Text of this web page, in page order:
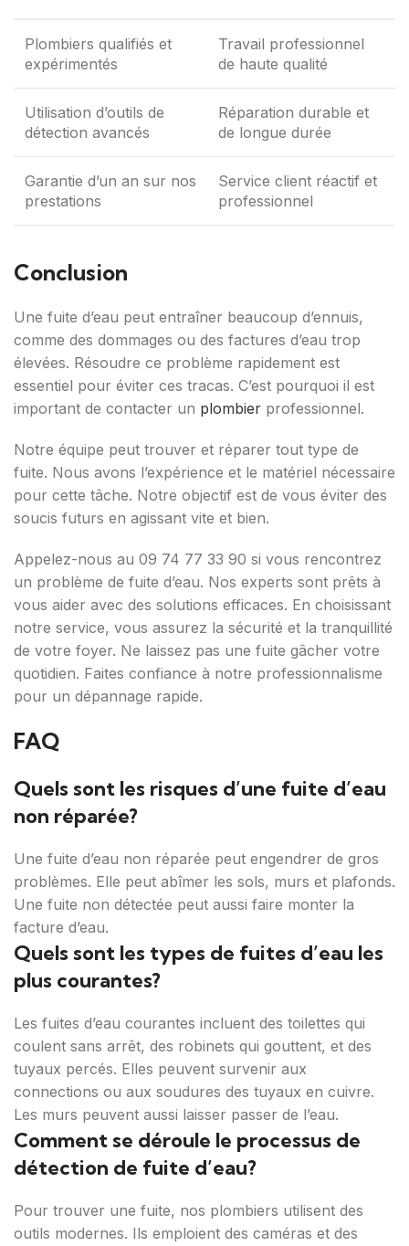
Plombiers qualifiés et
expérimentés
Travail professionnel
de haute qualité
Utilisation d’outils de
détection avancés
Réparation durable et
de longue durée
Garantie d’un an sur nos
prestations
Service client réactif et
professionnel
Conclusion
Une fuite d’eau peut entraîner beaucoup d’ennuis,
comme des dommages ou des factures d’eau trop
élevées. Résoudre ce problème rapidement est
essentiel pour éviter ces tracas. C’est pourquoi il est
important de contacter un plombier professionnel.
Notre équipe peut trouver et réparer tout type de
fuite. Nous avons l’expérience et le matériel nécessaire
pour cette tâche. Notre objectif est de vous éviter des
soucis futurs en agissant vite et bien.
Appelez-nous au 09 74 77 33 90 si vous rencontrez
un problème de fuite d’eau. Nos experts sont prêts à
vous aider avec des solutions efficaces. En choisissant
notre service, vous assurez la sécurité et la tranquillité
de votre foyer. Ne laissez pas une fuite gâcher votre
quotidien. Faites confiance à notre professionnalisme
pour un dépannage rapide.
FAQ
Quels sont les risques d’une fuite d’eau
non réparée?
Une fuite d’eau non réparée peut engendrer de gros
problèmes. Elle peut abîmer les sols, murs et plafonds.
Une fuite non détectée peut aussi faire monter la
facture d’eau.
Quels sont les types de fuites d’eau les
plus courantes?
Les fuites d’eau courantes incluent des toilettes qui
coulent sans arrêt, des robinets qui gouttent, et des
tuyaux percés. Elles peuvent survenir aux
connections ou aux soudures des tuyaux en cuivre.
Les murs peuvent aussi laisser passer de l’eau.
Comment se déroule le processus de
détection de fuite d’eau?
Pour trouver une fuite, nos plombiers utilisent des
outils modernes. Ils emploient des caméras et des